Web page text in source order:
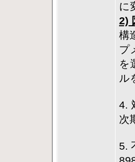
に
2)
構
プ
を
ル
4.
次
5.